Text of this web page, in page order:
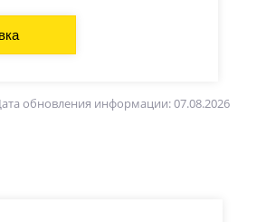
обновления информации: 07.08.2026